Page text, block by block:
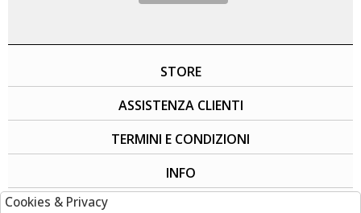
STORE
ASSISTENZA CLIENTI
TERMINI E CONDIZIONI
INFO
Cookies & Privacy